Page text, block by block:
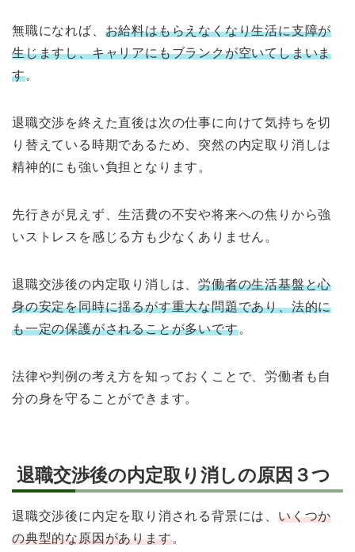
無職になれば、 お給料はもらえなくなり生活に支障が
生じますし、キャリアにもブランクが空いてしまいま
す。
退職交渉を終えた直後は次の仕事に向けて気持ちを切
り替えている時期であるため、突然の内定取り消しは
精神的にも強い負担となります。
先行きが見えず、生活費の不安や将来への焦りから強
いストレスを感じる方も少なくありません。
退職交渉後の内定取り消しは、労働者の生活基盤と心
身の安定を同時に揺るがす重大な問題であり、法的に
も一定の保護がされることが多いです。
法律や判例の考え方を知っておくことで、労働者も自
分の身を守ることができます。
退職交渉後の内定取り消しの原因３つ
退職交渉後に内定を取り消される背景には、 いくつか
の典型的な原因があります。